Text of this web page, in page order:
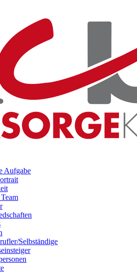
Aufgabe
Selbständige